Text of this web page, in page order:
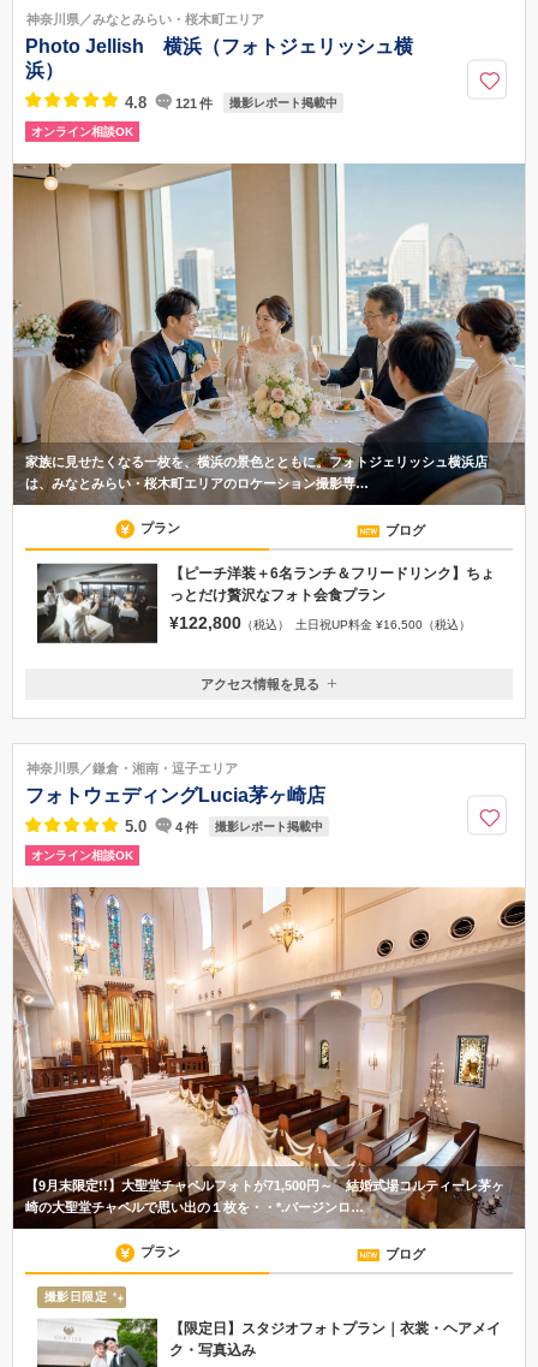
050-3200-0444
神奈川県／みなとみらい・桜木町エリア
Photo Jellish 横浜（フォトジェリッシュ横
浜）
4.8 121 件 撮影レポート掲載中
オンライン相談OK
家族に見せたくなる一枚を、横浜の景色とともに。フォトジェリッシュ横浜店
は、みなとみらい・桜木町エリアのロケーション撮影専…
プラン ブログ
【ピーチ洋装＋6名ランチ＆フリードリンク】ちょ
っとだけ贅沢なフォト会食プラン
¥122,800 （税込） 土日祝UP料金 ¥16,500（税込）
神奈川県横浜市中区弁天通3-48 弁三ビル405
「関内駅」北口より徒歩7分
アクセス情報を見る
神奈川県／鎌倉・湘南・逗子エリア
フォトウェディングLucia茅ヶ崎店
5.0 4件 撮影レポート掲載中
オンライン相談OK
【9月末限定!!】大聖堂チャペルフォトが71,500円～ 結婚式場コルティーレ茅ヶ
崎の大聖堂チャペルで思い出の１枚を・・*.バージンロ…
プラン ブログ
撮影日限定
【限定日】スタジオフォトプラン｜衣裳・ヘアメイ
ク・写真込み